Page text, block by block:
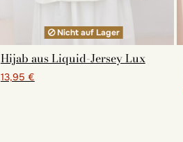
Nicht auf Lager
Hijab aus Liquid-Jersey Lux
13,95 €